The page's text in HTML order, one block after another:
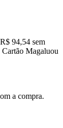
R$ 94,54 sem
Magaluou
a compra.